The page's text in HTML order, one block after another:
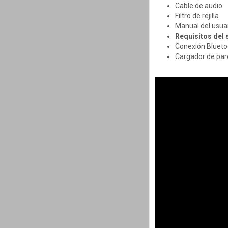
Cable de audio
Filtro de rejilla
Manual del
Requisitos del
Conexión
Cargador de